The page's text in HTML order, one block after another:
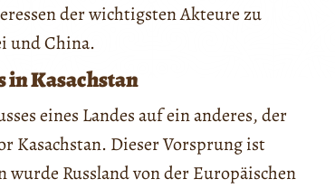
der wichtigsten Akteure zu
und China.
in Kasachstan
eines Landes auf ein anderes, der
Kasachstan. Dieser Vorsprung ist
Russland von der Europäischen